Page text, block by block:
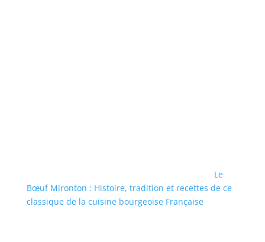
Le
Bœuf Mironton : Histoire, tradition et recettes de ce
classique de la cuisine bourgeoise Française